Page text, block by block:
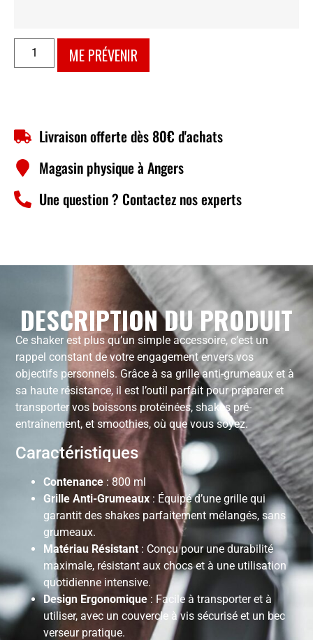
ME PRÉVENIR
Livraison offerte dès 80€ d'achats
Magasin physique à Angers
Une question ? Contactez nos experts
DESCRIPTION DU PRODUIT
Ce shaker est plus qu’un simple accessoire, c’est un
rappel constant de votre engagement envers vos
objectifs personnels. Grâce à sa grille anti-grumeaux et à
sa haute résistance, il est l’outil parfait pour préparer et
transporter vos boissons protéinées, shakes pré-
entraînement, et smoothies, où que vous soyez.
Caractéristiques
Contenance : 800 ml
Grille Anti-Grumeaux : Équipé d’une grille qui
garantit des shakes parfaitement mélangés, sans
grumeaux.
Matériau Résistant : Conçu pour une durabilité
maximale, résistant aux chocs et à une utilisation
quotidienne intensive.
Design Ergonomique : Facile à transporter et à
utiliser, avec un couvercle à vis sécurisé et un bec
verseur pratique.